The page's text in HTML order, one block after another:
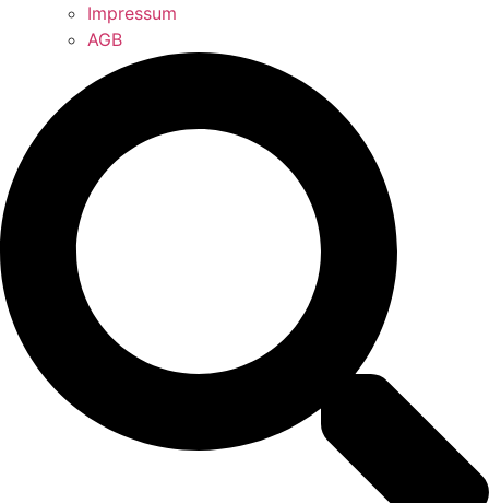
Impressum
AGB